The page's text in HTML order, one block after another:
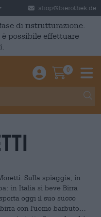
shop@bierothek.de
di ristrutturazione.
possibile effettuare
Einloggen /
0
Sulla spiaggia, in
in Italia si beve Birra
oggi il suo succo
con l'uomo barbuto